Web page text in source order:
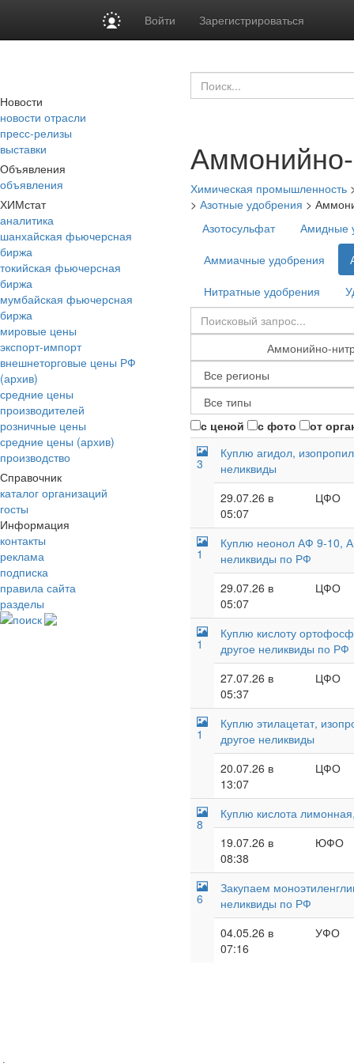
Войти Зарегистрироваться
Новости
новости отрасли
пресс-релизы
выставки
Объявления
объявления
ХИМстат
аналитика
шанхайская фьючерсная
биржа
токийская фьючерсная
биржа
мумбайская фьючерсная
биржа
мировые цены
экспорт-импорт
внешнеторговые цены РФ
(архив)
средние цены
производителей
розничные цены
средние цены (архив)
производство
Справочник
каталог организаций
госты
Информация
контакты
реклама
подписка
правила сайта
разделы
поиск
Химическая промышленность
> Азотные удобрения >
Азотосульфат
Амидные
Аммиачные удобрения
Нитратные удобрения
с ценой с фото от
3
Куплю агидол,
неликвиды
29.07.26 в
05:07
ЦФО
1
Куплю неонол АФ 9-10,
неликвиды по РФ
29.07.26 в
05:07
ЦФО
1
Куплю кислоту
другое неликвиды по РФ
27.07.26 в
05:37
ЦФО
1
Куплю этилацетат,
другое неликвиды
20.07.26 в
13:07
ЦФО
8
Куплю кислота
19.07.26 в
08:38
ЮФО
6
Закупаем
неликвиды по РФ
04.05.26 в
07:16
УФО